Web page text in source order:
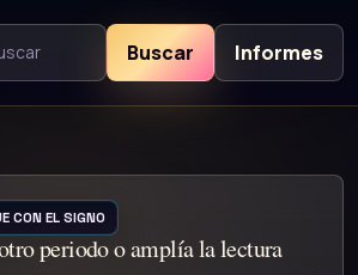
contenidoBuscar Informes
CON EL SIGNO
periodo o amplía la lectura